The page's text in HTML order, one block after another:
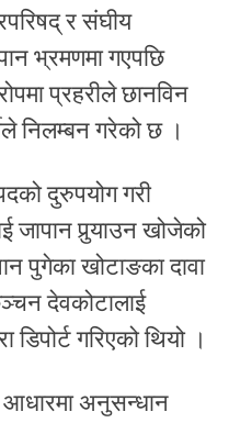
र संघीय
भ्रमणमा गएपछि
प्रहरीले छानविन
निलम्बन गरेको छ ।
दुरुपयोग गरी
जापान पुर्‍याउन खोजेको
पुगेका खोटाङका दावा
देवकोटालाई
डिपोर्ट गरिएको थियो ।
अनुसन्धान